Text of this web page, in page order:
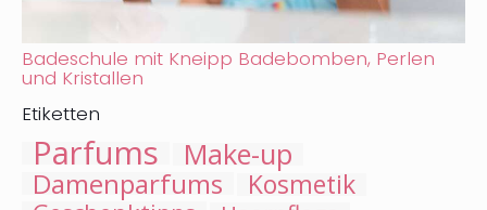
Badeschule mit Kneipp Badebomben, Perlen
und Kristallen
Etiketten
Parfums Make-up
Damenparfums Kosmetik